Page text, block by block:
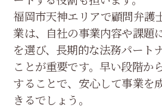
福岡市天神エリアで顧問弁護
業は、自社の事業内容や課題
を選び、長期的な法務パート
ことが重要です。早い段階か
することで、安心して事業を
きるでしょう。